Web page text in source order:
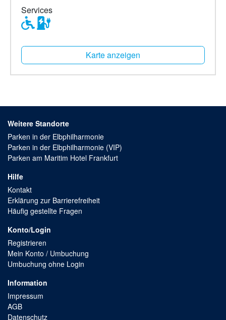
Services
Karte anzeigen
Weitere Standorte
Parken in der Elbphilharmonie
Parken in der Elbphilharmonie (VIP)
Parken am Maritim Hotel Frankfurt
Hilfe
Kontakt
Erklärung zur Barrierefreiheit
Häufig gestellte Fragen
Konto/Login
Registrieren
Mein Konto / Umbuchung
Umbuchung ohne Login
Information
Impressum
AGB
Datenschutz